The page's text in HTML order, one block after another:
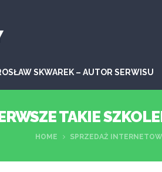
SKWAREK – AUTOR SERWISU
TAKIE
HOME SPRZEDAŻ